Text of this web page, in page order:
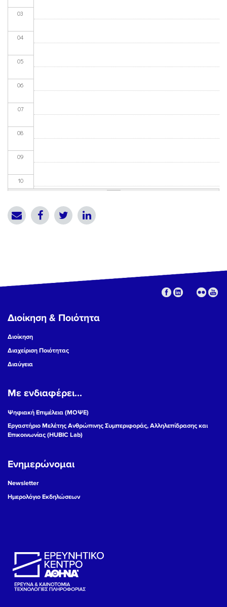
03
04
05
06
07
08
09
10
16
17
19
22
Διοίκηση & Ποιότητα
Διοίκηση
Διαχείριση Ποιότητας
Διαύγεια
Με ενδιαφέρει...
Ψηφιακή Επιμέλεια (ΜΟΨΕ)
Εργαστήριο Μελέτης Ανθρώπινης Συμπεριφοράς, Αλληλεπίδρασης και
Επικοινωνίας (HUBIC Lab)
Ενημερώνομαι
Newsletter
Ημερολόγιο Εκδηλώσεων